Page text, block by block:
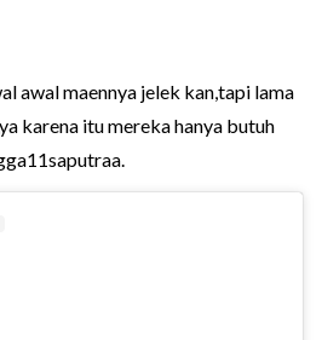
awal maennya jelek kan,tapi lama
karena itu mereka hanya butuh